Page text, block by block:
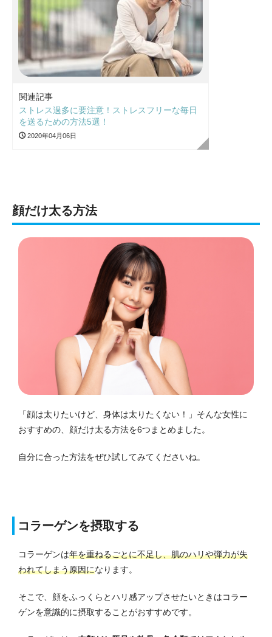
関連記事
ストレス過多に要注意！ストレスフリーな毎日
を送るための方法5選！
2020年04月06日
顔だけ太る方法
「顔は太りたいけど、身体は太りたくない！」そんな女性に
おすすめの、顔だけ太る方法を6つまとめました。
自分に合った方法をぜひ試してみてくださいね。
コラーゲンを摂取する
コラーゲンは年を重ねるごとに不足し、肌のハリや弾力が失
われてしまう原因になります。
そこで、顔をふっくらとハリ感アップさせたいときはコラー
ゲンを意識的に摂取することがおすすめです。